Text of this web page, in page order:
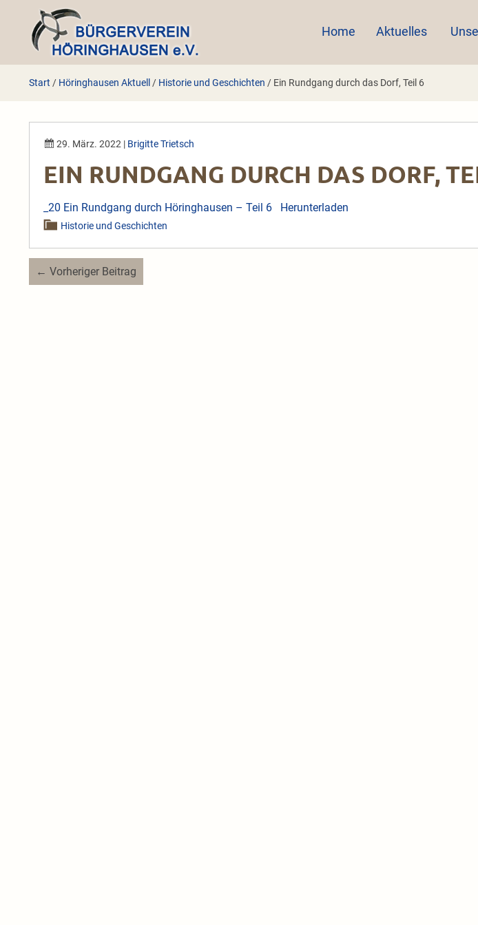
springen
Home Aktuelles
Start / Höringhausen Aktuell / Historie und Geschichten / Ein Rundgang durch das Dorf, Teil 6
29. März. 2022 | Brigitte Trietsch
EIN RUNDGANG DURCH DAS DORF,
_20 Ein Rundgang durch Höringhausen – Teil 6 Herunterladen
Historie und Geschichten
Beitragsnavigation
← Vorheriger Beitrag